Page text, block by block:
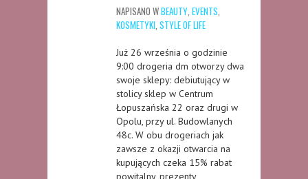
NAPISANO WBEAUTY EVENTS
KOSMETYKI STYLE OF LIFE
Już 26 września o godzinie
9:00 drogeria dm otworzy dwa
swoje sklepy: debiutujący w
stolicy sklep w Centrum
Łopuszańska 22 oraz drugi w
Opolu, przy ul. Budowlanych
48c. W obu drogeriach jak
zawsze z okazji otwarcia na
kupujących czeka 15% rabat
powitalny, prezenty,